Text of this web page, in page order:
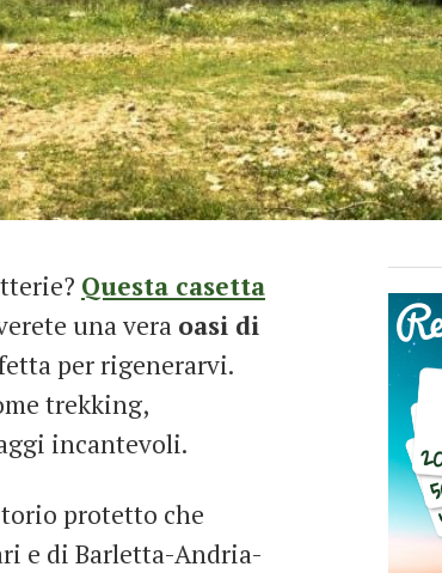
Questa casetta
una vera oasi di
per rigenerarvi.
trekking,
incantevoli.
protetto che
e di Barletta-Andria-